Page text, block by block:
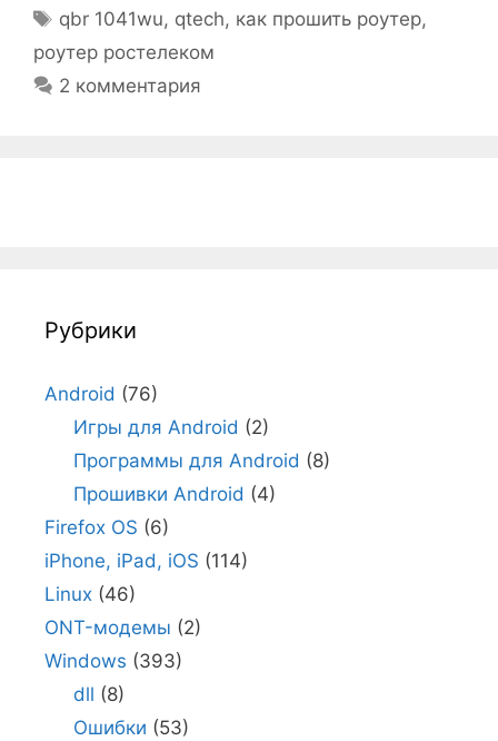
Метки
qbr 1041wu, qtech, как прошить роутер,
роутер ростелеком
2 комментария
Рубрики
Android (76)
Игры для Android (2)
Программы для Android (8)
Прошивки Android (4)
Firefox OS (6)
iPhone, iPad, iOS (114)
Linux (46)
ONT-модемы (2)
Windows (393)
dll (8)
Ошибки (53)